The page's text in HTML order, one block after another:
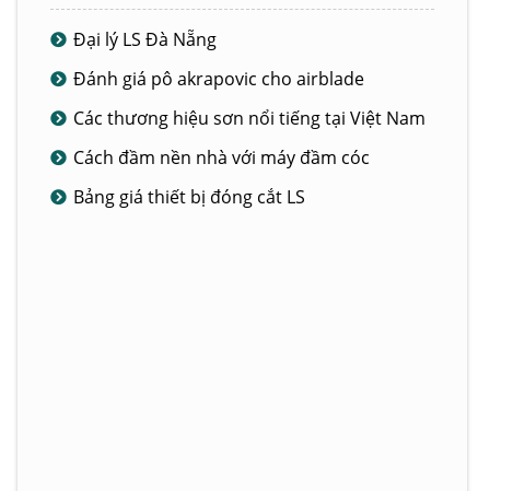
Đại lý LS Đà Nẵng
Đánh giá pô akrapovic cho airblade
Các thương hiệu sơn nổi tiếng tại Việt Nam
Cách đầm nền nhà với máy đầm cóc
Bảng giá thiết bị đóng cắt LS